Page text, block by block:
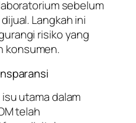
sebelum
Langkah ini
risiko yang
konsumen.
utama dalam
telah